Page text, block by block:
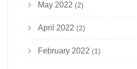
May 2022 (2)
April 2022 (2)
February 2022 (1)